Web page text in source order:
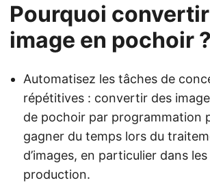
Pourquoi
image en pochoir ?
Automatisez les tâches de
répétitives : convertir des
de pochoir par programmation
gagner du temps lors du
d’images, en particulier dans
production.